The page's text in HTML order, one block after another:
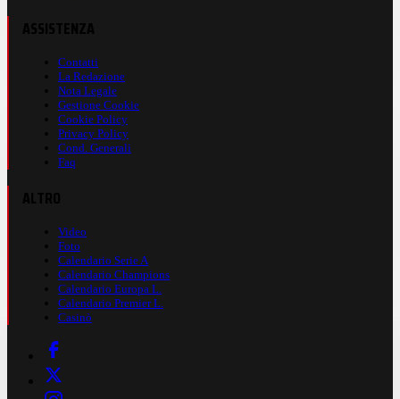
Contatti
La Redazione
Nota Legale
Gestione Cookie
Cookie Policy
Privacy Policy
Cond. Generali
Faq
Video
Foto
Calendario Serie A
Calendario Champions
Calendario Europa L.
Calendario Premier L.
Casinò